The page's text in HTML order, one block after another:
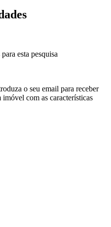
esta pesquisa
o seu email para receber
com as características